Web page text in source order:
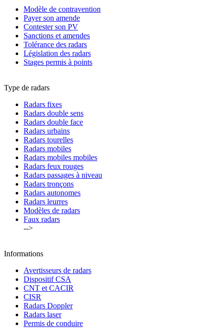
Modèle de contravention
Payer son amende
Contester son PV
Sanctions et amendes
Tolérance des radars
Législation des radars
Stages permis à points
Type de radars
Radars fixes
Radars double sens
Radars double face
Radars urbains
Radars tourelles
Radars mobiles
Radars mobiles mobiles
Radars feux rouges
Radars passages à niveau
Radars tronçons
Radars autonomes
Radars leurres
Modèles de radars
Faux radars
-->
Informations
Avertisseurs de radars
Dispositif CSA
CNT et CACIR
CISR
Radars Doppler
Radars laser
Permis de conduire